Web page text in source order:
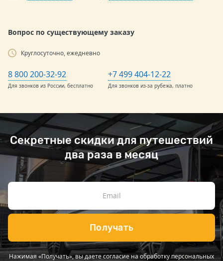
Вопрос по существующему заказу
Круглосуточно, ежедневно
8 800 200-32-92
Для звонков из России, бесплатно
+7 499 404-12-22
Для звонков из-за рубежа, платно
Секретные скидки для путешествий
два раза в месяц
Получать
Нажимая «Получать», вы даете согласие на обработку персональных